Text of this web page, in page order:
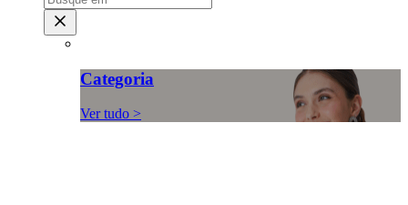
Categoria
Ver tudo >